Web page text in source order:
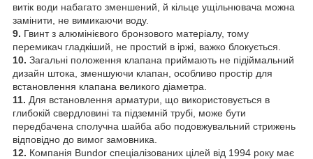
витік води набагато зменшений, й кільце ущільнювача можна
замінити, не вимикаючи воду.
9. Гвинт з алюмінієвого бронзового матеріалу, тому
перемикач гладкіший, не простий в іржі, важко блокується.
10. Загальні положення клапана приймають не підіймальний
дизайн штока, зменшуючи клапан, особливо простір для
встановлення клапана великого діаметра.
11. Для встановлення арматури, що використовується в
глибокій свердловині та підземній трубі, може бути
передбачена сполучна шайба або подовжувальний стрижень
відповідно до вимог замовника.
12. Компанія Bundor спеціалізованих цілей від 1994 року має